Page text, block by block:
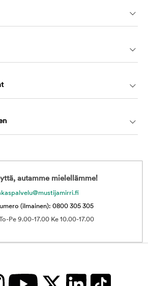
autamme mielellämme!
(ilmainen): 0800 305 305
Pe 9.00-17.00 Ke 10.00-17.00